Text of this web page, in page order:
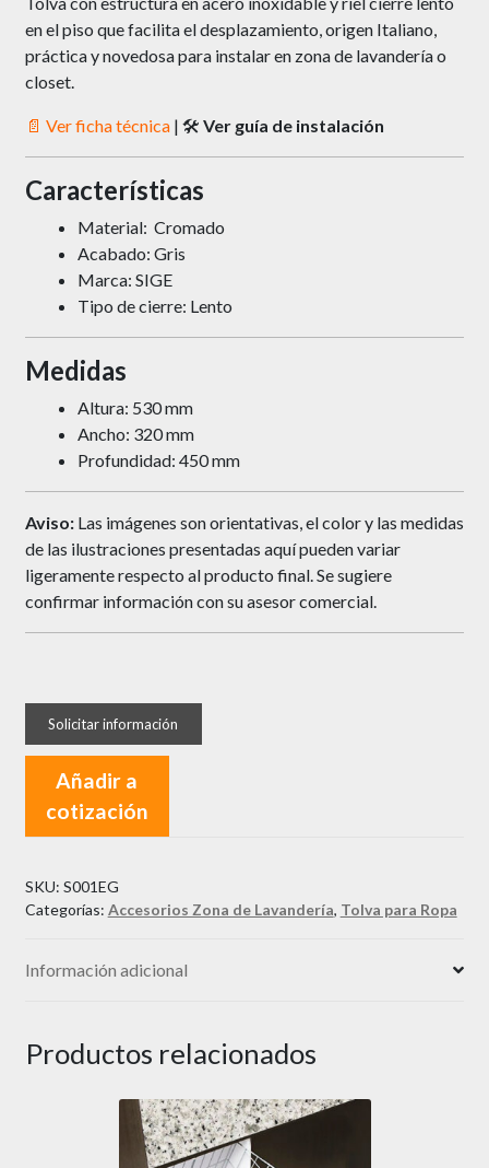
en el piso que facilita el desplazamiento, origen Italiano,
práctica y novedosa para instalar en zona de lavandería o
closet.
📄 Ver ficha técnica| 🛠 Ver guía de instalación
Características
Material: Cromado
Acabado: Gris
Marca: SIGE
Tipo de cierre: Lento
Medidas
Altura: 530 mm
Ancho: 320 mm
Profundidad: 450 mm
Aviso: Las imágenes son orientativas, el color y las medidas
de las ilustraciones presentadas aquí pueden variar
ligeramente respecto al producto final. Se sugiere
confirmar información con su asesor comercial.
Añadir a
cotización
SKU: S001EG
Categorías: Accesorios Zona de Lavandería, Tolva para Ropa
Información adicional
Productos relacionados